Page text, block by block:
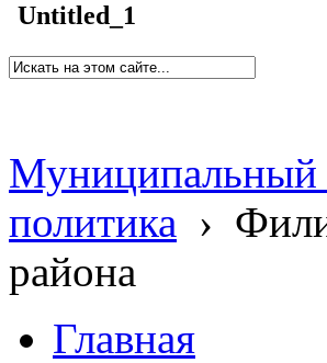
Untitled_1
Муниципальный
политика ›
района
Главная